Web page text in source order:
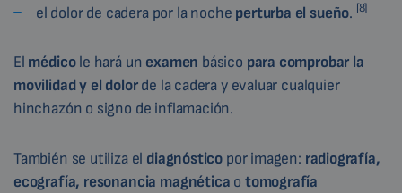
el dolor de cadera por la noche perturba el sueño. [8]
El médicole hará un examen básico para comprobar la
movilidad y el dolorde la cadera y evaluar cualquier
hinchazón o signo de inflamación.
También se utiliza el diagnóstico por imagen: radiografía,
ecografía, resonancia magnética o tomografía